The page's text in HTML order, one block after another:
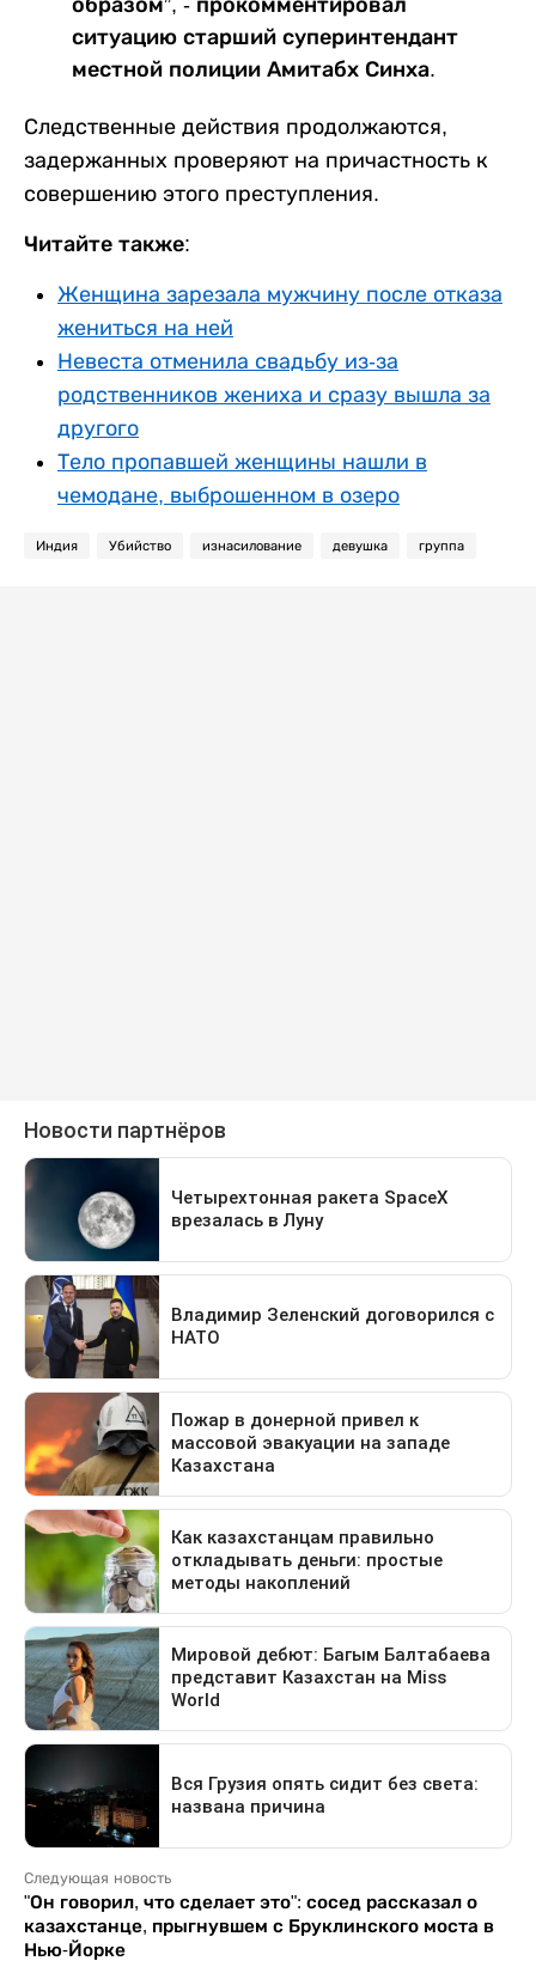
ситуацию старший суперинтендант
местной полиции Амитабх Синха.
Следственные действия продолжаются,
задержанных проверяют на причастность к
совершению этого преступления.
Читайте также:
Женщина зарезала мужчину после отказа
жениться на ней
Невеста отменила свадьбу из-за
родственников жениха и сразу вышла за
другого
Тело пропавшей женщины нашли в
чемодане, выброшенном в озеро
Индия Убийство изнасилование девушка группа
Следующая новость
"Он говорил, что сделает это": сосед рассказал о
казахстанце, прыгнувшем с Бруклинского моста в
Нью-Йорке